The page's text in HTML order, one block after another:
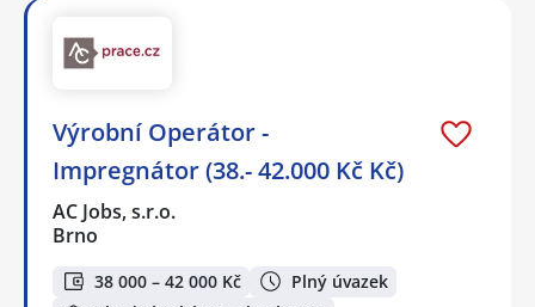
Výrobní Operátor -
Impregnátor (38.- 42.000 Kč Kč)
AC Jobs, s.r.o.
Brno
38 000 – 42 000 Kč
Plný úvazek